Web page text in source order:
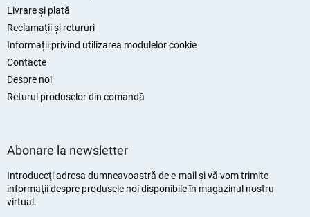
Livrare și plată
Reclamații și retururi
Informații privind utilizarea modulelor cookie
Contacte
Despre noi
Returul produselor din comandă
Abonare la newsletter
Introduceţi adresa dumneavoastră de e-mail şi vă vom trimite
informaţii despre produsele noi disponibile în magazinul nostru
virtual.